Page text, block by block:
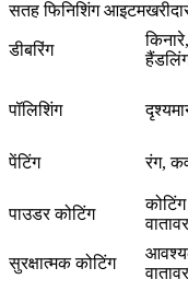
सतह फिनिशिंग आइटम
डीबरिंग
पॉलिशिंग
पेंटिंग
रंग,
पाउडर कोटिंग
सुरक्षात्मक कोटिंग